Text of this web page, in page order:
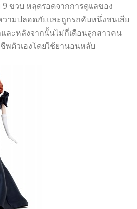
ขวบ หลุดรอดจากการดูแลของ
วามปลอดภัยและถูกรถคันหนึ่งชนเสีย
ละหลังจากนั้นไม่กี่เดือนลูกสาวคน
พตัวเองโดยใช้ยานอนหลับ